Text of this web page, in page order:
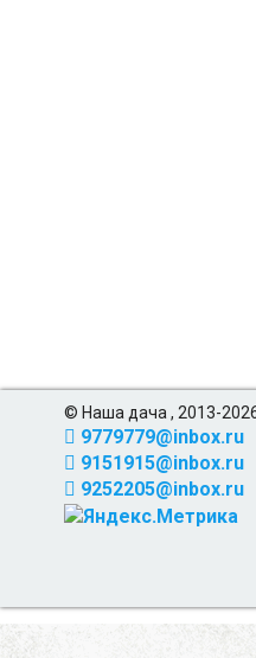
© Наша дача , 2013-
9779779@inbox.ru
9151915@inbox.ru
9252205@inbox.ru